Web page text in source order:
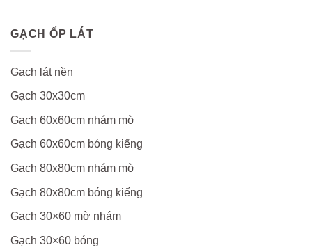
GẠCH ỐP LÁT
Gạch lát nền
Gạch 30x30cm
Gạch 60x60cm nhám mờ
Gạch 60x60cm bóng kiếng
Gạch 80x80cm nhám mờ
Gạch 80x80cm bóng kiếng
Gạch 30×60 mờ nhám
Gạch 30×60 bóng